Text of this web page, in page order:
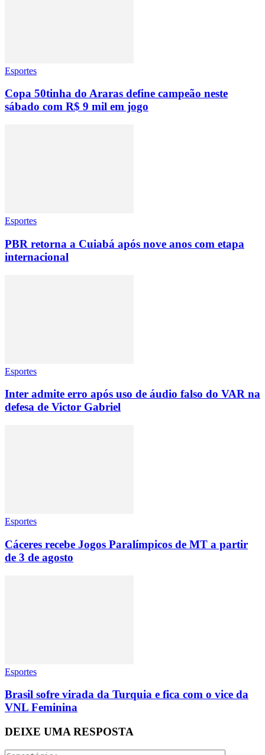
Esportes
Copa 50tinha do Araras define campeão neste
sábado com R$ 9 mil em jogo
Esportes
PBR retorna a Cuiabá após nove anos com etapa
internacional
Esportes
Inter admite erro após uso de áudio falso do VAR na
defesa de Victor Gabriel
Esportes
Cáceres recebe Jogos Paralímpicos de MT a partir
de 3 de agosto
Esportes
Brasil sofre virada da Turquia e fica com o vice da
VNL Feminina
DEIXE UMA RESPOSTA